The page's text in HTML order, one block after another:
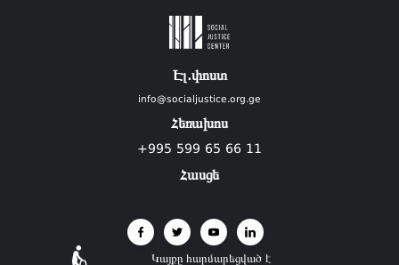
Էլ.փոստ
info@socialjustice.org.ge
Հեռախոս
+995 599 65 66 11
Հասցե
Կայքը հարմարեցված է